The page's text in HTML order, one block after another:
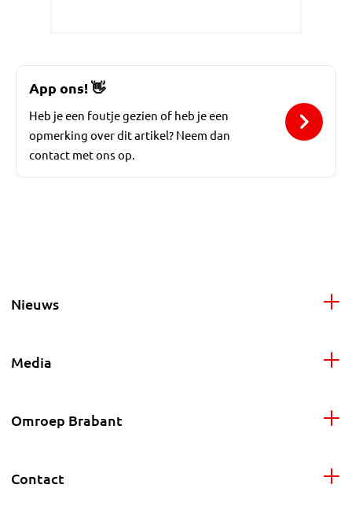
App ons!👋
Heb je een foutje gezien of heb je een
opmerking over dit artikel? Neem dan
contact met ons op.
Nieuws
Media
Omroep Brabant
Contact